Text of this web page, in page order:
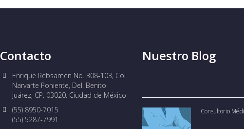
Contacto
Enrique Rebsamen No. 308-103, Col.
Narvarte Poniente, Del. Benito
Juárez, CP. 03020. Ciudad de México
(55) 8950-7015
(55) 5287-7991
Nuestro Blog
Consultorio